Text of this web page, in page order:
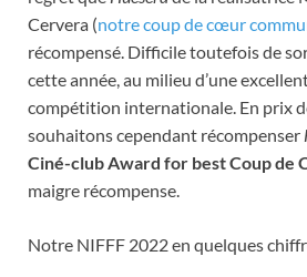
Cervera (notre coup de cœur
récompensé. Difficile toutefois de
cette année, au milieu d’une
compétition internationale. En prix
souhaitons cependant récompenser
Ciné-club Award for best Coup de
maigre récompense.
Notre NIFFF 2022 en quelques